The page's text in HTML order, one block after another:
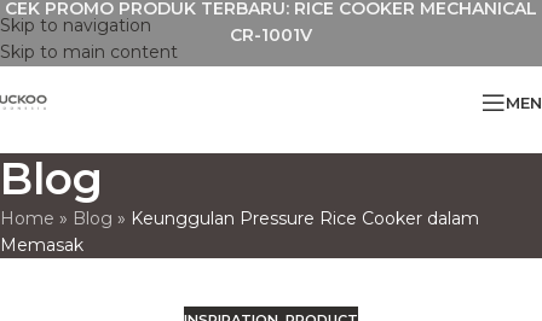
Skip to navigation
Skip to main content
CEK PROMO PRODUK TERBARU: RICE COOKER MECHANICAL
CR-1001V
Blog
Home » Blog » Keunggulan Pressure Rice Cooker dalam
Memasak